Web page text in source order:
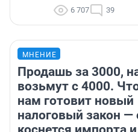
6 707 39
МНЕНИЕ
Продашь за 3000,
возьмут с 4000.
нам готовит новый
налоговый закон —